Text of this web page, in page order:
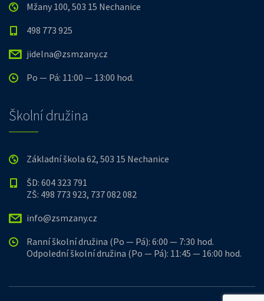
Mžany 100, 503 15 Nechanice
498 773 925
jidelna@zsmzany.cz
Po — Pá: 11:00 — 13:00 hod.
Školní družina
Základní škola 62, 503 15 Nechanice
ŠD: 604 323 791
ZŠ: 498 773 923, 737 082 082
info@zsmzany.cz
Ranní školní družina (Po — Pá): 6:00 — 7:30 hod.
Odpolední školní družina (Po — Pá): 11:45 — 16:00 hod.